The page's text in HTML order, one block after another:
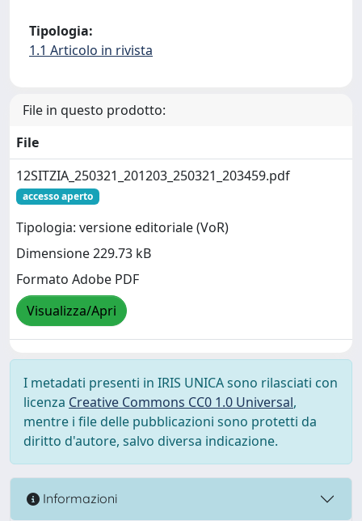
Tipologia:
1.1 Articolo in rivista
File in questo prodotto:
File
12SITZIA_250321_201203_250321_203459.pdf
accesso aperto
Tipologia: versione editoriale (VoR)
Dimensione 229.73 kB
Formato Adobe PDF
Visualizza/Apri
I metadati presenti in IRIS UNICA sono rilasciati con
licenza Creative Commons CC0 1.0 Universal,
mentre i file delle pubblicazioni sono protetti da
diritto d'autore, salvo diversa indicazione.
Informazioni